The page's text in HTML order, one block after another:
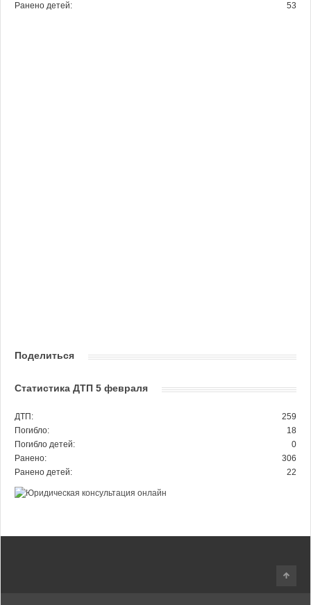
Ранено детей:
53
Поделиться
Статистика ДТП 5 февраля
ДТП:
259
Погибло:
18
Погибло детей:
0
Ранено:
306
Ранено детей:
22